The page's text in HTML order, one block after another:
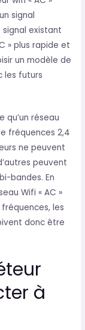
signal
existant
» plus rapide et
un modèle de
les futurs
réseau
fréquences 2,4
ne peuvent
peuvent
bandes. En
Wifi « AC »
les
donc être
à